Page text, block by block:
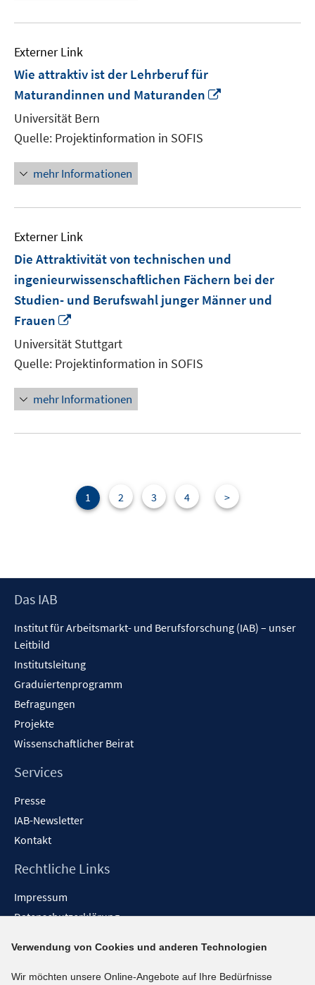
Externer Link
Wie attraktiv ist der Lehrberuf für
Maturandinnen und Maturanden
Universität Bern
Quelle: Projektinformation in SOFIS
mehr Informationen
Externer Link
Die Attraktivität von technischen und
ingenieurwissenschaftlichen Fächern bei der
Studien- und Berufswahl junger Männer und
Frauen
Fenster
öffnen
Universität Stuttgart
Quelle: Projektinformation in SOFIS
mehr Informationen
1 2 3 4 >
Footer
Das IAB
Institut für Arbeitsmarkt- und Berufsforschung (IAB) – unser
Leitbild
Institutsleitung
Graduiertenprogramm
Befragungen
Projekte
Wissenschaftlicher Beirat
Services
Presse
IAB-Newsletter
Kontakt
Rechtliche Links
Impressum
Datenschutzerklärung
Barrieren melden
Verwendung von Cookies und anderen Technologien
Wir möchten unsere Online-Angebote auf Ihre Bedürfnisse